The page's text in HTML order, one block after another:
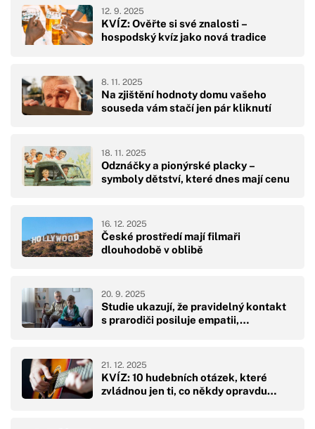
KVÍZ: Ověřte si své znalosti –
hospodský kvíz jako nová tradice
12. 9. 2025
Na zjištění hodnoty domu vašeho
souseda vám stačí jen pár kliknutí
8. 11. 2025
Odznáčky a pionýrské placky –
symboly dětství, které dnes mají cenu
18. 11. 2025
České prostředí mají filmaři
dlouhodobě v oblibě
16. 12. 2025
Studie ukazují, že pravidelný kontakt
s prarodiči posiluje empatii,…
20. 9. 2025
KVÍZ: 10 hudebních otázek, které
zvládnou jen ti, co někdy opravdu…
21. 12. 2025